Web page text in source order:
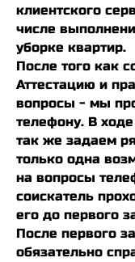
клиентского
числе
уборке квартир.
После того как
Аттестацию и
вопросы - мы
телефону. В
так же задаем
только одна
на вопросы
соискатель
его до первого
После первого
обязательно